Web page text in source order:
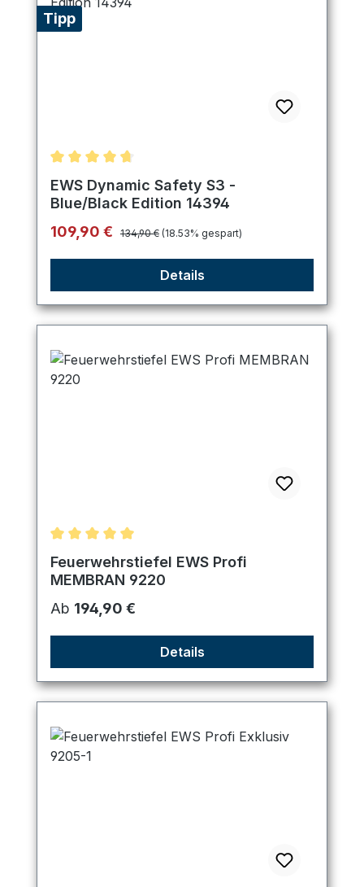
Tipp
Durchschnittliche Bewertung von 4.75 von 5
EWS Dynamic Safety S3 -
Blue/Black Edition 14394
Verkaufspreis:
109,90 € Regulärer Preis:
134,90 € (18.53% gespart)
Details
Durchschnittliche Bewertung von 5 von 5 Sternen
Feuerwehrstiefel EWS Profi
MEMBRAN 9220
Regulärer Preis:
Ab 194,90 €
Details